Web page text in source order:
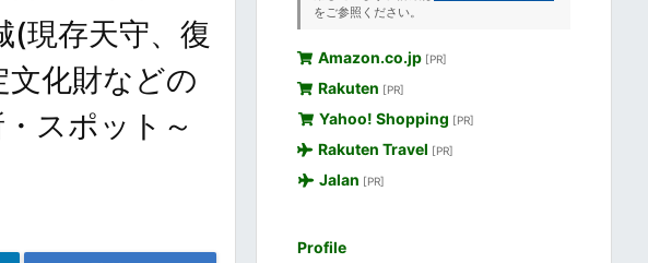
(現存天守、復
文化財などの
スポット～
をご参照ください。
Amazon.co.jp [PR]
Rakuten [PR]
Yahoo! Shopping [PR]
Rakuten Travel [PR]
Jalan [PR]
Profile